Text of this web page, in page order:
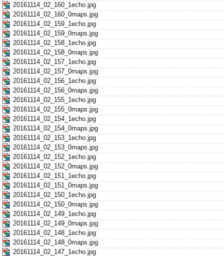
20161114_02_160_1echo.jpg
20161114_02_160_0maps.jpg
20161114_02_159_1echo.jpg
20161114_02_159_0maps.jpg
20161114_02_158_1echo.jpg
20161114_02_158_0maps.jpg
20161114_02_157_1echo.jpg
20161114_02_157_0maps.jpg
20161114_02_156_1echo.jpg
20161114_02_156_0maps.jpg
20161114_02_155_1echo.jpg
20161114_02_155_0maps.jpg
20161114_02_154_1echo.jpg
20161114_02_154_0maps.jpg
20161114_02_153_1echo.jpg
20161114_02_153_0maps.jpg
20161114_02_152_1echo.jpg
20161114_02_152_0maps.jpg
20161114_02_151_1echo.jpg
20161114_02_151_0maps.jpg
20161114_02_150_1echo.jpg
20161114_02_150_0maps.jpg
20161114_02_149_1echo.jpg
20161114_02_149_0maps.jpg
20161114_02_148_1echo.jpg
20161114_02_148_0maps.jpg
20161114_02_147_1echo.jpg